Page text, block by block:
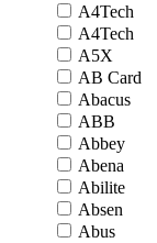
A4Tech
A4Tech
A5X
AB Card
Abacus
ABB
Abbey
Abena
Abilite
Absen
Abus